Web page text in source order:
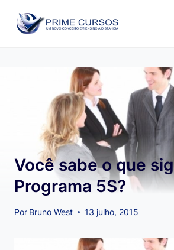
para
Você sabe o que
Programa 5S?
Por Bruno West 13 julho, 2015